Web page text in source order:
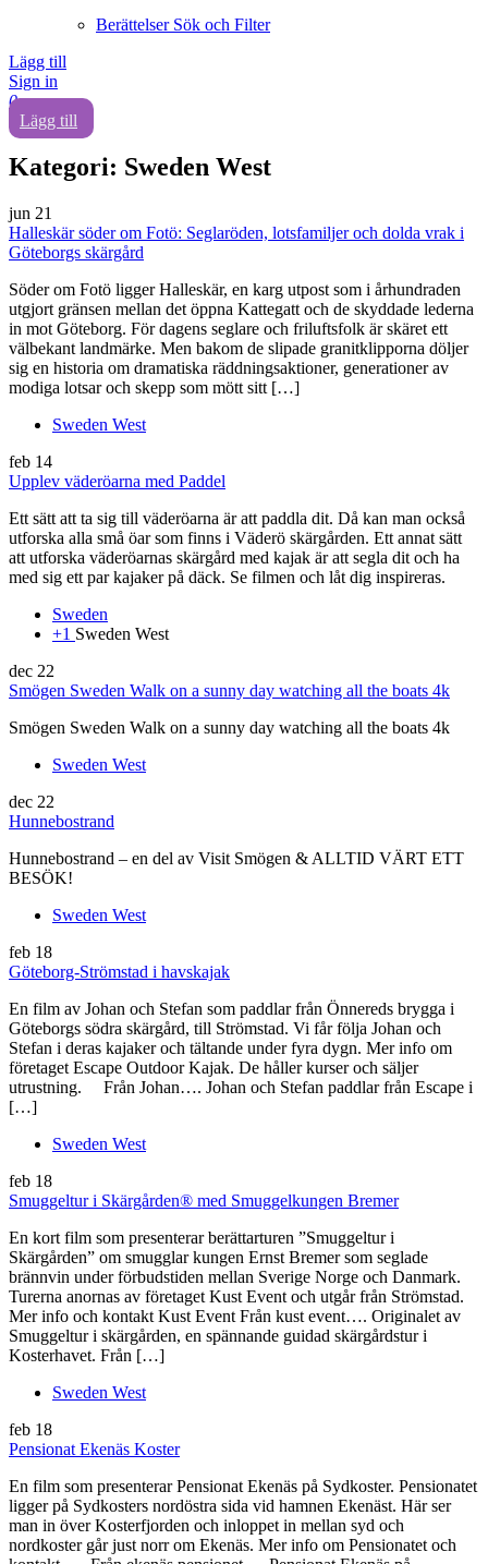
Berättelser Sök och Filter
Lägg till
Sign in
0
Lägg till
Kategori: Sweden West
jun 21
Halleskär söder om Fotö: Seglaröden, lotsfamiljer och dolda vrak i
Göteborgs skärgård
Söder om Fotö ligger Halleskär, en karg utpost som i århundraden
utgjort gränsen mellan det öppna Kattegatt och de skyddade lederna
in mot Göteborg. För dagens seglare och friluftsfolk är skäret ett
välbekant landmärke. Men bakom de slipade granitklipporna döljer
sig en historia om dramatiska räddningsaktioner, generationer av
modiga lotsar och skepp som mött sitt […]
Sweden West
feb 14
Upplev väderöarna med Paddel
Ett sätt att ta sig till väderöarna är att paddla dit. Då kan man också
utforska alla små öar som finns i Väderö skärgården. Ett annat sätt
att utforska väderöarnas skärgård med kajak är att segla dit och ha
med sig ett par kajaker på däck. Se filmen och låt dig inspireras.
Sweden
+1 Sweden West
dec 22
Smögen Sweden Walk on a sunny day watching all the boats 4k
Smögen Sweden Walk on a sunny day watching all the boats 4k
Sweden West
dec 22
Hunnebostrand
Hunnebostrand – en del av Visit Smögen & ALLTID VÄRT ETT
BESÖK!
Sweden West
feb 18
Göteborg-Strömstad i havskajak
En film av Johan och Stefan som paddlar från Önnereds brygga i
Göteborgs södra skärgård, till Strömstad. Vi får följa Johan och
Stefan i deras kajaker och tältande under fyra dygn. Mer info om
företaget Escape Outdoor Kajak. De håller kurser och säljer
utrustning. Från Johan…. Johan och Stefan paddlar från Escape i
[…]
Sweden West
feb 18
Smuggeltur i Skärgården® med Smuggelkungen Bremer
En kort film som presenterar berättarturen ”Smuggeltur i
Skärgården” om smugglar kungen Ernst Bremer som seglade
brännvin under förbudstiden mellan Sverige Norge och Danmark.
Turerna anornas av företaget Kust Event och utgår från Strömstad.
Mer info och kontakt Kust Event Från kust event…. Originalet av
Smuggeltur i skärgården, en spännande guidad skärgårdstur i
Kosterhavet. Från […]
Sweden West
feb 18
Pensionat Ekenäs Koster
En film som presenterar Pensionat Ekenäs på Sydkoster. Pensionatet
ligger på Sydkosters nordöstra sida vid hamnen Ekenäst. Här ser
man in över Kosterfjorden och inloppet in mellan syd och
nordkoster går just norr om Ekenäs. Mer info om Pensionatet och